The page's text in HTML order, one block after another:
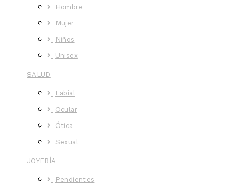
Hombre
Mujer
Niños
Unisex
SALUD
Labial
Ocular
Ótica
Sexual
JOYERÍA
Pendientes